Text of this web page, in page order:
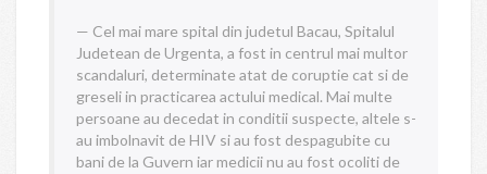
Cel mai mare spital din judetul Bacau, Spitalul
Judetean de Urgenta, a fost in centrul mai multor
scandaluri, determinate atat de coruptie cat si de
greseli in practicarea actului medical. Mai multe
persoane au decedat in conditii suspecte, altele s-
au imbolnavit de HIV si au fost despagubite cu
bani de la Guvern iar medicii nu au fost ocoliti de